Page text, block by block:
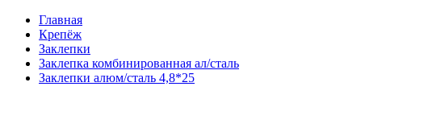
Главная
Крепёж
Заклепки
Заклепка комбинированная ал/сталь
Заклепки алюм/сталь 4,8*25